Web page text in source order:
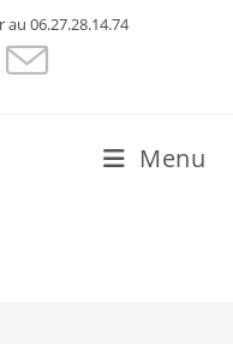
06.27.28.14.74
Menu